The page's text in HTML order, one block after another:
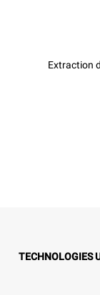
Extraction
TECHNOLOGIES